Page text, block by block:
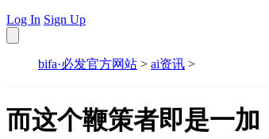
Log In Sign Up
bifa·必发官方网站 > ai资讯 >
而这个鞭策者即是一加